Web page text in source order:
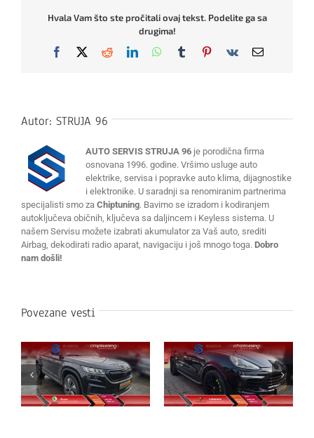
Hvala Vam što ste pročitali ovaj tekst. Podelite ga sa
drugima!
Facebook
X RedditLinkedInWhatsApp
TumblrPinterest
Vk Email
Autor: STRUJA 96
AUTO SERVIS STRUJA 96 je porodična firma
osnovana 1996. godine. Vršimo usluge auto
elektrike, servisa i popravke auto klima, dijagnostike
i elektronike. U saradnji sa renomiranim partnerima
specijalisti smo za Chiptuning. Bavimo se izradom i kodiranjem
autoključeva običnih, ključeva sa daljincem i Keyless sistema. U
našem Servisu možete izabrati akumulator za Vaš auto, srediti
Airbag, dekodirati radio aparat, navigaciju i još mnogo toga. Dobro
nam došli!
Povezane vesti